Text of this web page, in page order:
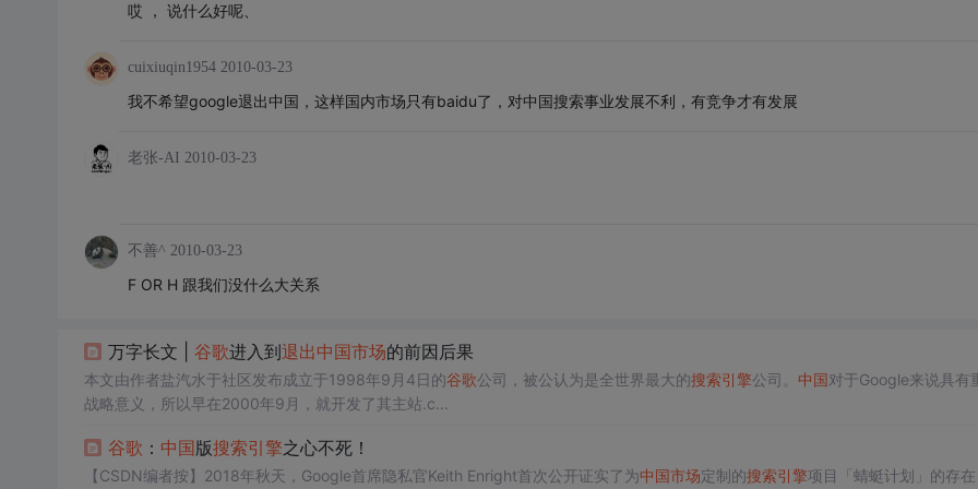
哎 ， 说什么好呢、
cuixiuqin1954 2010-03-23
我不希望google退出中国，这样国内市场只有baidu了，对中国搜索事业发展不利，有竞争才有发展
老张-AI 2010-03-23
不善^ 2010-03-23
F OR H 跟我们没什么大关系
万字长文 | 谷歌进入到退出中国市场的前因后果
本文由作者盐汽水于社区发布成立于1998年9月4日的谷歌公司，被公认为是全世界最大的搜索引擎公司。 中国对于Google来说具有
战略意义，所以早在2000年9月，就开发了其主站.c...
谷歌 ： 中国版搜索引擎之心不死！
【CSDN编者按】2018年秋天，Google首席隐私官Keith Enright首次公开证实了为中国市场定制的搜索引擎项目「蜻蜓计划」的存